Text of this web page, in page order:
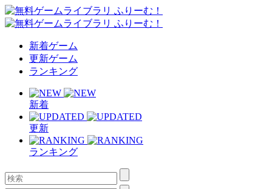
新着ゲーム
更新ゲーム
ランキング
新着
更新
ランキング